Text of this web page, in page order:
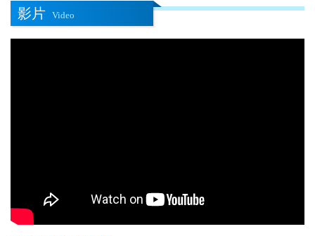
影片 Video